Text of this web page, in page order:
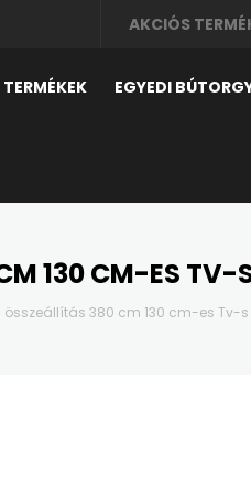
AKCIÓS
EGYEDI
130 CM-ES TV-
összeállítás 380 cm 130 cm-es Tv-